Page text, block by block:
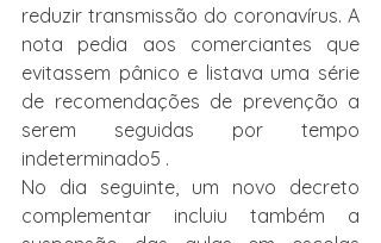
reduzir transmissão do coronavírus. A
nota pedia aos comerciantes que
evitassem pânico e listava uma série
de recomendações de prevenção a
serem seguidas por tempo
indeterminado5 .
No dia seguinte, um novo decreto
complementar incluiu também a